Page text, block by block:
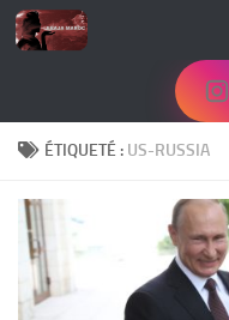
Skip to content
ÉTIQUETÉ : US-RUSSIA